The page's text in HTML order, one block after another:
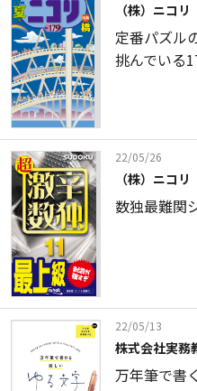
（株）ニコリ
定番パズル
挑んでいる
22/05/26
（株）ニコリ
数独最難関
22/05/13
株式会社実務
万年筆で書